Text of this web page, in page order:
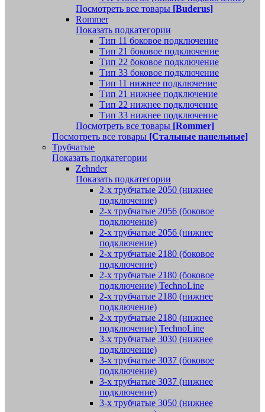
Посмотреть все товары [Buderus]
Rommer
Показать подкатегории
Тип 11 боковое подключение
Тип 21 боковое подключение
Тип 22 боковое подключение
Тип 33 боковое подключение
Тип 11 нижнее подключение
Тип 21 нижнее подключение
Тип 22 нижнее подключение
Тип 33 нижнее подключение
Посмотреть все товары [Rommer]
Посмотреть все товары [Стальные панельные]
Трубчатые
Показать подкатегории
Zehnder
Показать подкатегории
2-х трубчатые 2050 (нижнее
подключение)
2-х трубчатые 2056 (боковое
подключение)
2-х трубчатые 2056 (нижнее
подключение)
2-х трубчатые 2180 (боковое
подключение)
2-х трубчатые 2180 (боковое
подключение) TechnoLine
2-х трубчатые 2180 (нижнее
подключение)
2-х трубчатые 2180 (нижнее
подключение) TechnoLine
3-х трубчатые 3030 (нижнее
подключение)
3-х трубчатые 3037 (боковое
подключение)
3-х трубчатые 3037 (нижнее
подключение)
3-х трубчатые 3050 (нижнее